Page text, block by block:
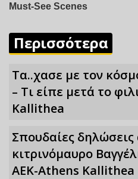
Περισσότερα
Τα..χασε με τον
– Τι είπε μετά το
Kallithea
Σπουδαίες
κιτρινόμαυρο
ΑΕΚ-Athens Kallithea